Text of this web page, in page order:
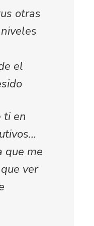
otras
el
ti en
que me
ver